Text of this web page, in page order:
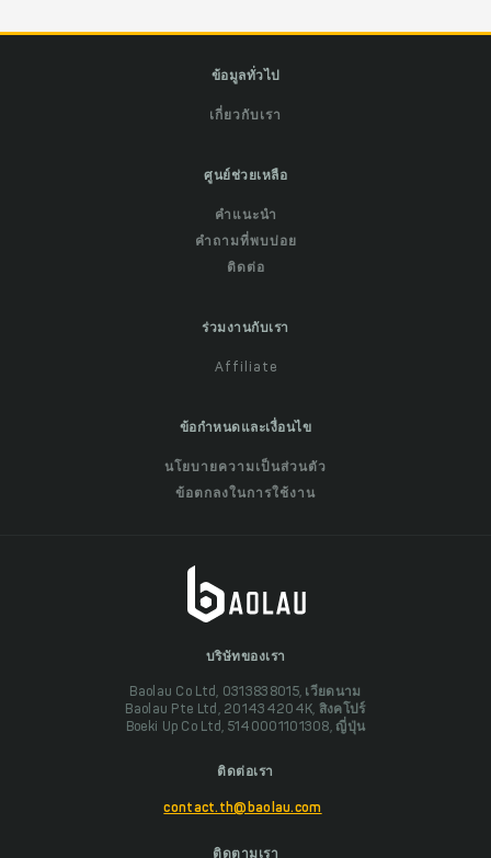
ข้อมูลทั่วไป
เกี่ยวกับเรา
ศูนย์ช่วยเหลือ
คำแนะนำ
คำถามที่พบบ่อย
ติดต่อ
ร่วมงานกับเรา
Affiliate
ข้อกำหนดและเงื่อนไข
นโยบายความเป็นส่วนตัว
ข้อตกลงในการใช้งาน
บริษัทของเรา
Baolau Co Ltd, 0313838015, เวียดนาม
Baolau Pte Ltd, 201434204K, สิงคโปร์
Boeki Up Co Ltd, 5140001101308, ญี่ปุ่น
ติดต่อเรา
contact.th@baolau.com
ติดตามเรา